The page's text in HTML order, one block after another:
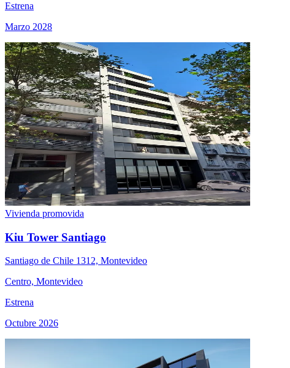
Estrena
Marzo 2028
Vivienda promovida
Kiu Tower Santiago
Santiago de Chile 1312, Montevideo
Centro, Montevideo
Estrena
Octubre 2026